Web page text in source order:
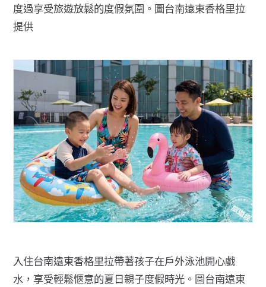
度過享受旅遊放鬆的度假氛圍。圖台南遠東香格里拉
提供
入住台南遠東香格里拉帶著孩子在戶外泳池開心戲
水，享受輕鬆愜意的夏日親子度假時光。圖台南遠東